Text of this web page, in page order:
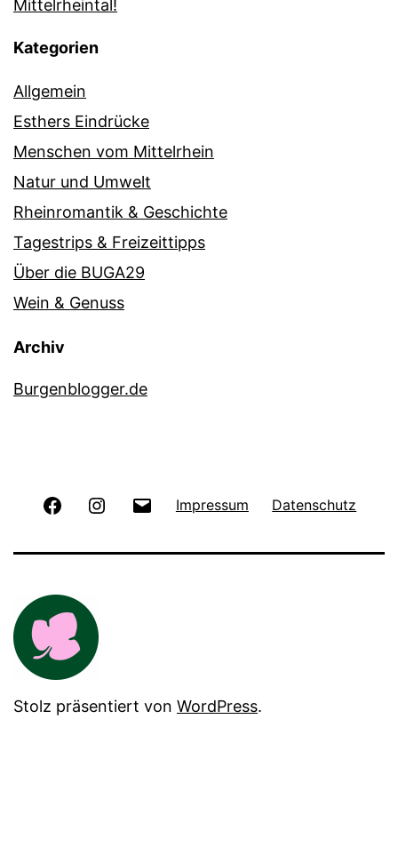
Mittelrheintal!
Kategorien
Allgemein
Esthers Eindrücke
Menschen vom Mittelrhein
Natur und Umwelt
Rheinromantik & Geschichte
Tagestrips & Freizeittipps
Über die BUGA29
Wein & Genuss
Archiv
Burgenblogger.de
FacebookInstagram Impressum Datenschutz
Stolz präsentiert von WordPress.